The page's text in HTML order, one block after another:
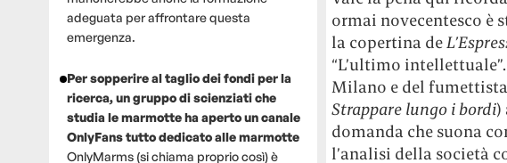
adeguata per affrontare questa
emergenza.
Per sopperire al taglio dei fondi per la
ricerca, un gruppo di scienziati che
studia le marmotte ha aperto un canale
OnlyFans tutto dedicato alle marmotte
OnlyMarms (si chiama proprio così) è
ormai novecentesco è
la copertina de
“L’ultimo
Milano e del
Strappare lungo i bordi)
domanda che suona
l’analisi della società